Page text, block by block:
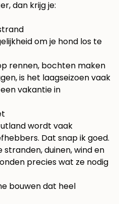
dan krijg je:
om je hond los te
rennen, bochten maken
is het laagseizoen vaak
vakantie in
wordt vaak
Dat snap ik goed.
duinen, wind en
precies wat ze nodig
bouwen dat heel